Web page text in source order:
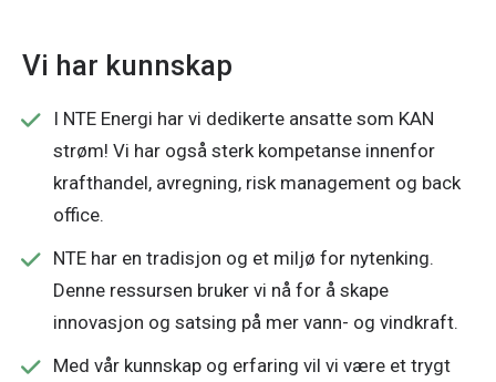
Vi har kunnskap
I NTE Energi har vi dedikerte ansatte som KAN
strøm! Vi har også sterk kompetanse innenfor
krafthandel, avregning, risk management og back
office.
NTE har en tradisjon og et miljø for nytenking.
Denne ressursen bruker vi nå for å skape
innovasjon og satsing på mer vann- og vindkraft.
Med vår kunnskap og erfaring vil vi være et trygt